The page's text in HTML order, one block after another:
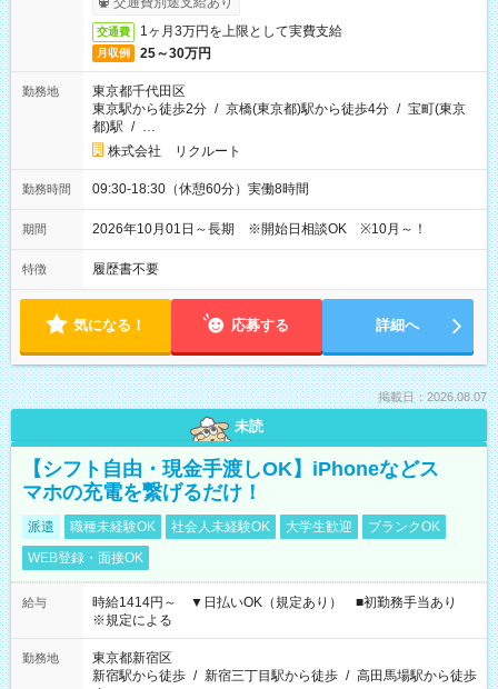
交通費 1ヶ月3万円を上限として実費支給
月収例 25～30万円
勤務地
東京都千代田区
東京駅から徒歩2分 / 京橋(東京都)駅から徒歩4分 / 宝町(東京
都)駅 / …
株式会社 リクルート
勤務時間 09:30-18:30（休憩60分）実働8時間
期間 2026年10月01日～長期 ※開始日相談OK ※10月～！
特徴 履歴書不要
気になる！ 応募する 詳細へ
掲載日：2026.08.07
未読
【シフト自由・現金手渡しOK】iPhoneなどス
マホの充電を繋げるだけ！
派遣 職種未経験OK 社会人未経験OK 大学生歓迎
ブランクOK
WEB登録・面接OK
給与
時給1414円～ ▼日払いOK（規定あり） ■初勤務手当あり
※規定による
勤務地
東京都新宿区
新宿駅から徒歩 / 新宿三丁目駅から徒歩 / 高田馬場駅から徒歩